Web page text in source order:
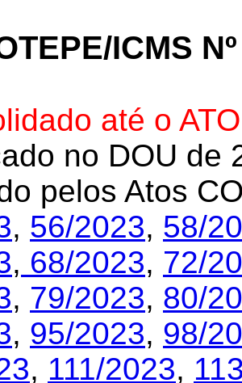
ICMS
até o AT
no DOU de
pelos Atos
, 56/2023, 58/
, 68/2023, 72/
, 79/2023, 80/
, 95/2023, 98/
, 111/2023,